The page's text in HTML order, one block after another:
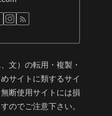
文）の転用・複製・
サイトに類するサイ
断使用サイトには損
のでご注意下さい。